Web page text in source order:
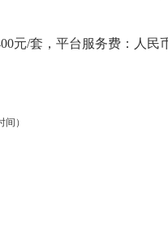
元/套，平台服务费：人
）